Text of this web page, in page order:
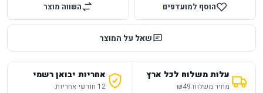
הוסף למועדפים השווה מוצר
שאל על המוצר
עלות משלוח לכל ארץ
מחיר משלוח ₪49
אחריות יבואן רשמי
12 חודשי אחריות